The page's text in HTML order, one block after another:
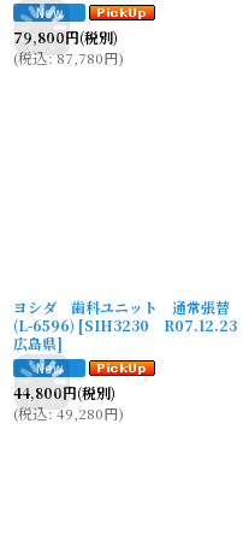
79,800円(税別)
(税込:87,780円)
ヨシダ 歯科ユニット 通常張替
(L-6596) [SIH3230 R07.12.23
広島県]
44,800円(税別)
(税込:49,280円)